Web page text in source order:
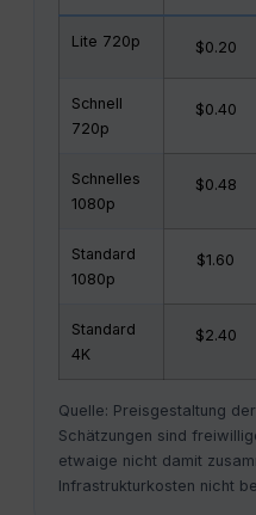
Lite 720p $0.20
Schnell
720p
$0.40
Schnelles
1080p
$0.48
Standard
1080p
$1.60
Standard
4K
$2.40
Quelle: Preisgestaltung
Schätzungen sind
etwaige nicht damit
Infrastrukturkosten nicht